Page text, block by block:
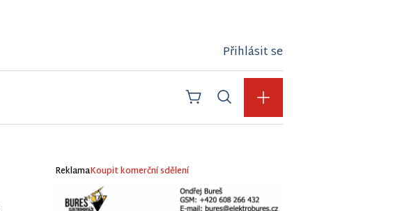
Přihlásit se
ReklamaKoupit komerční sdělení